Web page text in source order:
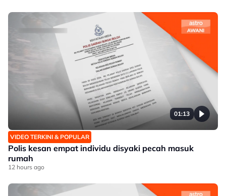
01:13
VIDEO TERKINI & POPULAR
Polis kesan empat individu disyaki pecah masuk
rumah
12 hours ago